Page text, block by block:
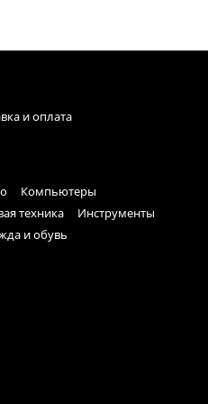
и оплата
Компьютеры
техника
Инструменты
и обувь